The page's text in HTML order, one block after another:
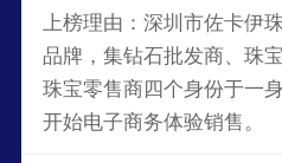
上榜理由：深圳市佐卡伊
品牌，集钻石批发商、珠
珠宝零售商四个身份于一
开始电子商务体验销售。